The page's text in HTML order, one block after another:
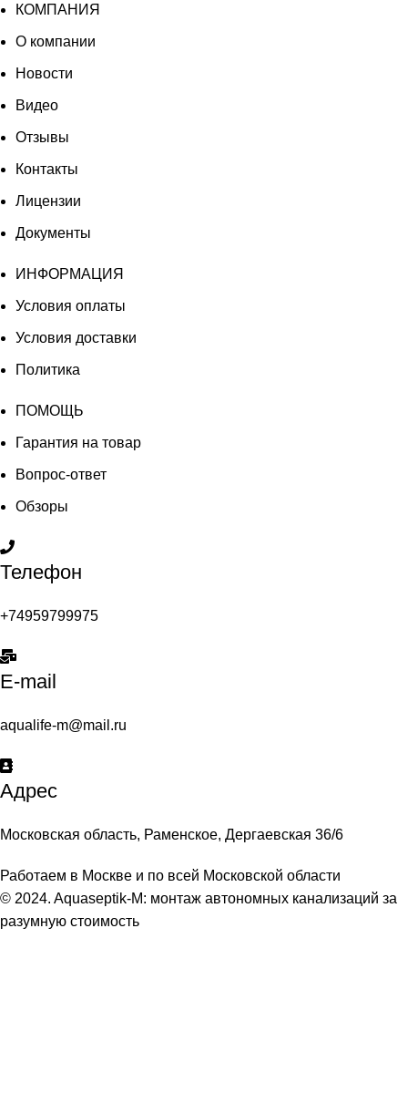
КОМПАНИЯ
О компании
Новости
Видео
Отзывы
Контакты
Лицензии
Документы
ИНФОРМАЦИЯ
Условия оплаты
Условия доставки
Политика
ПОМОЩЬ
Гарантия на товар
Вопрос-ответ
Обзоры
Телефон
+74959799975
E-mail
aqualife-m@mail.ru
Адрес
Московская область, Раменское, Дергаевская 36/6
Работаем в Москве и по всей Московской области
© 2024. Aquaseptik-M: монтаж автономных канализаций за
разумную стоимость